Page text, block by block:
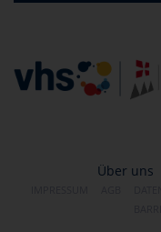
Über uns